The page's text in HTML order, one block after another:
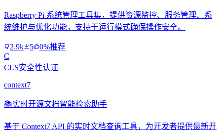
Raspberry Pi 系统管理工具集，提供资源监控、服务管理、系
统维护与优化功能，支持干运行模式确保操作安全。
2.9k 5
0%推荐
C
CLS安全性认证
context7
📚实时开源文档智能检索助手
基于 Context7 API 的实时文档查询工具，为开发者提供最新开